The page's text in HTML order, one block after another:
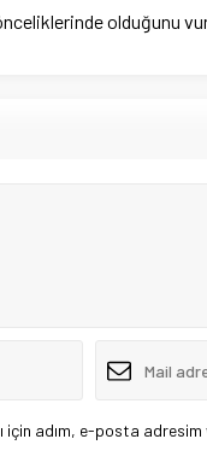
olduğunu
için adım, e-posta